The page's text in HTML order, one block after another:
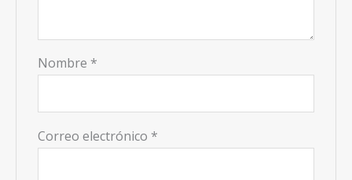
Nombre *
Correo electrónico *